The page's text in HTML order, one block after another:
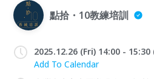
點拾・10教練培訓
2025.12.26 (Fri) 14:00 - 15:30
Add To Calendar